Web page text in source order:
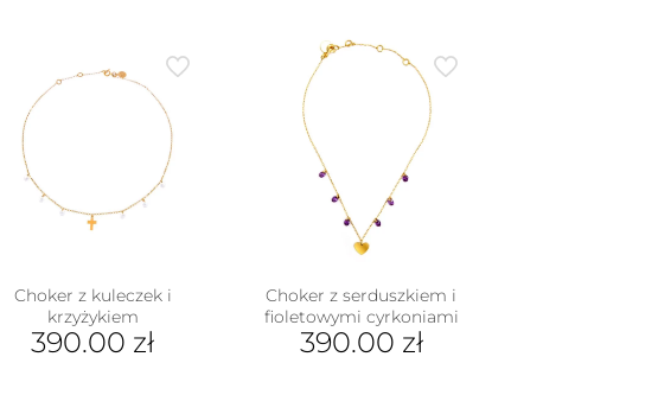
wariantów.
można
wybrać
stronie
produktu
Choker z kuleczek i
krzyżykiem
390.00 zł
Choker z serduszkiem i
fioletowymi cyrkoniami
390.00 zł